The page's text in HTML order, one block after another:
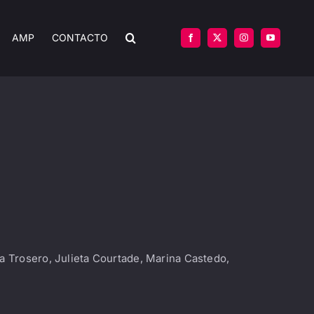
AMP CONTACTO
Trosero, Julieta Courtade, Marina Castedo,